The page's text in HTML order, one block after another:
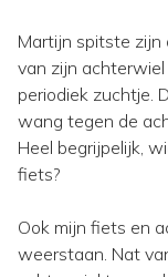
Martijn spitste zijn
van zijn
periodiek zuchtje.
wang tegen de
Heel begrijpelijk,
fiets?
Ook mijn fiets en
weerstaan. Nat